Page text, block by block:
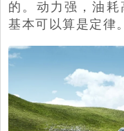
的。动力强，油耗
基本可以算是定律。